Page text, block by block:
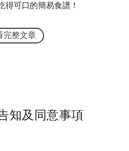
得可口的簡易食譜！
完整文章
知及同意事項